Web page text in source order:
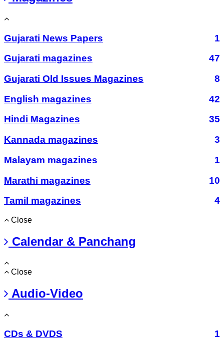
Gujarati News Papers
1
Gujarati magazines
47
Gujarati Old Issues Magazines
8
English magazines
42
Hindi Magazines
35
Kannada magazines
3
Malayam magazines
1
Marathi magazines
10
Tamil magazines
4
Close
Calendar & Panchang
Close
Audio-Video
CDs & DVDS 1